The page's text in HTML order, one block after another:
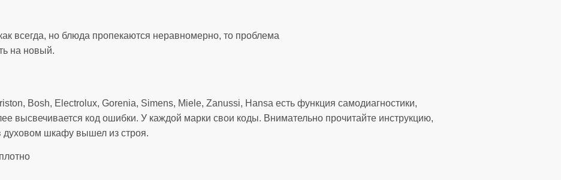
всегда, но блюда пропекаются неравномерно, то проблема
на новый.
Bosh, Electrolux, Gorenia, Simens, Miele, Zanussi, Hansa есть функция самодиагностики,
высвечивается код ошибки. У каждой марки свои коды. Внимательно прочитайте инструкцию,
духовом шкафу вышел из строя.